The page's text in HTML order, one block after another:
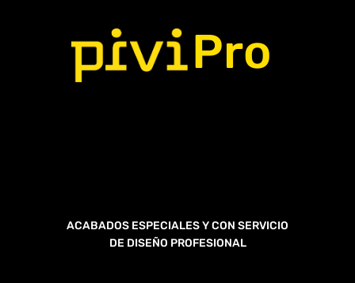
Pro
ACABADOS ESPECIALES Y CON SERVICIO
DE DISEÑO PROFESIONAL